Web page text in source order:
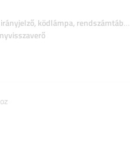
irányjelző ködlámpa rendszámtábla